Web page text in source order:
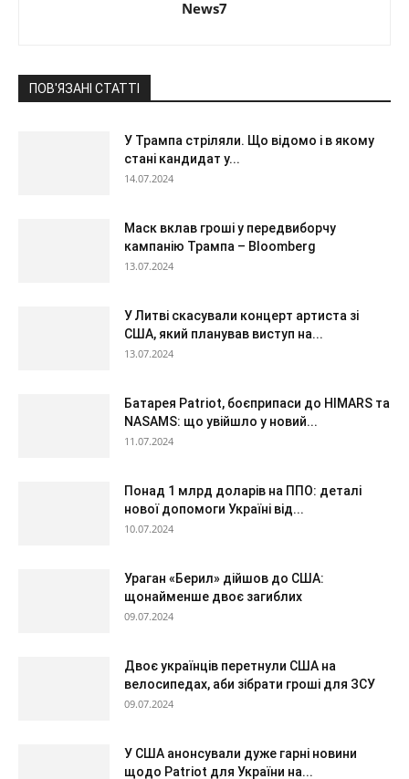
News7
ПОВ'ЯЗАНІ СТАТТІ
У Трампа стріляли. Що відомо і в якому
стані кандидат у...
14.07.2024
Маск вклав гроші у передвиборчу
кампанію Трампа – Bloomberg
13.07.2024
У Литві скасували концерт артиста зі
США, який планував виступ на...
13.07.2024
Батарея Patriot, боєприпаси до HIMARS та
NASAMS: що увійшло у новий...
11.07.2024
Понад 1 млрд доларів на ППО: деталі
нової допомоги Україні від...
10.07.2024
Ураган «Берил» дійшов до США:
щонайменше двоє загиблих
09.07.2024
Двоє українців перетнули США на
велосипедах, аби зібрати гроші для ЗСУ
09.07.2024
У США анонсували дуже гарні новини
щодо Patriot для України на...